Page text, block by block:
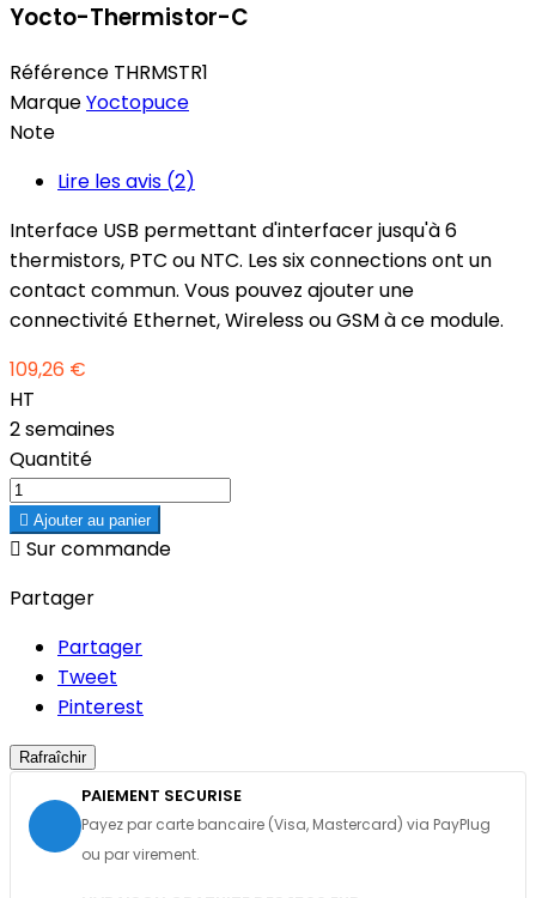
Yocto-Thermistor-C
Référence THRMSTR1
MarqueYoctopuce
Note
Lire les avis (2)
Interface USB permettant d'interfacer jusqu'à 6
thermistors, PTC ou NTC. Les six connections ont un
contact commun. Vous pouvez ajouter une
connectivité Ethernet, Wireless ou GSM à ce module.
109,26 €
HT
2 semaines
Quantité
 Ajouter au panier
 Sur commande
Partager
Partager
Tweet
Pinterest
PAIEMENT SECURISE
Payez par carte bancaire (Visa, Mastercard) via PayPlug
ou par virement.